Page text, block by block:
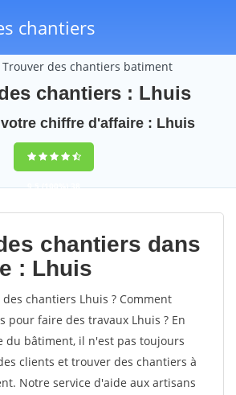
chantiers
Trouver des chantiers batiment
chantiers : Lhuis
chiffre d'affaire : Lhuis
9,5(100%)38
votes
chantiers dans
: Lhuis
chantiers Lhuis ? Comment
pour faire des travaux Lhuis ? En
du bâtiment, il n'est pas toujours
clients et trouver des chantiers à
Notre service d'aide aux artisans